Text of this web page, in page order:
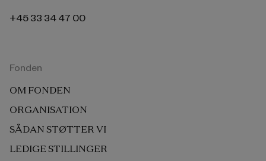
+45 33 34 47 00
Fonden
OM FONDEN
ORGANISATION
SÅDAN STØTTER VI
LEDIGE STILLINGER